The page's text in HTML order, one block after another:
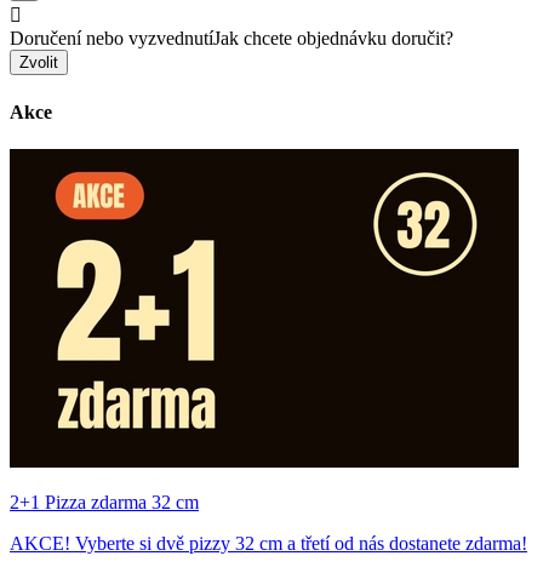

Doručení nebo vyzvednutíJak chcete objednávku doručit?
Zvolit
Akce
2+1 Pizza zdarma 32 cm
AKCE! Vyberte si dvě pizzy 32 cm a třetí od nás dostanete zdarma!